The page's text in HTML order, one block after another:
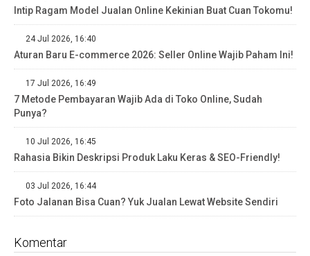
Intip Ragam Model Jualan Online Kekinian Buat Cuan Tokomu!
24 Jul 2026, 16:40
Aturan Baru E-commerce 2026: Seller Online Wajib Paham Ini!
17 Jul 2026, 16:49
7 Metode Pembayaran Wajib Ada di Toko Online, Sudah
Punya?
10 Jul 2026, 16:45
Rahasia Bikin Deskripsi Produk Laku Keras & SEO-Friendly!
03 Jul 2026, 16:44
Foto Jalanan Bisa Cuan? Yuk Jualan Lewat Website Sendiri
Komentar